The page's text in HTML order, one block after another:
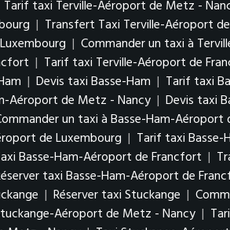
Tarif taxi Terville-Aéroport de Metz -
| Transfert Taxi Terville-Aéroport
| Commander un taxi à
| Tarif taxi Terville-Aéroport de
| Devis taxi Basse-Ham | Tarif taxi
Aéroport de Metz - Nancy | Devis taxi
un taxi à Basse-Ham-
de Luxembourg | Tarif taxi Basse-
Basse-Ham-Aéroport de Francfort |
taxi Basse-Ham-Aéroport de
| Réserver taxi Stuckange |
Aéroport de Metz - Nancy |